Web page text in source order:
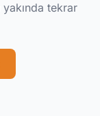
tekrar